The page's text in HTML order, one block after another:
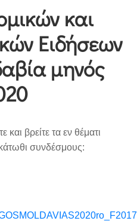
και
Ειδήσεων
μηνός
βρείτε τα εν θέματι
συνδέσμους: